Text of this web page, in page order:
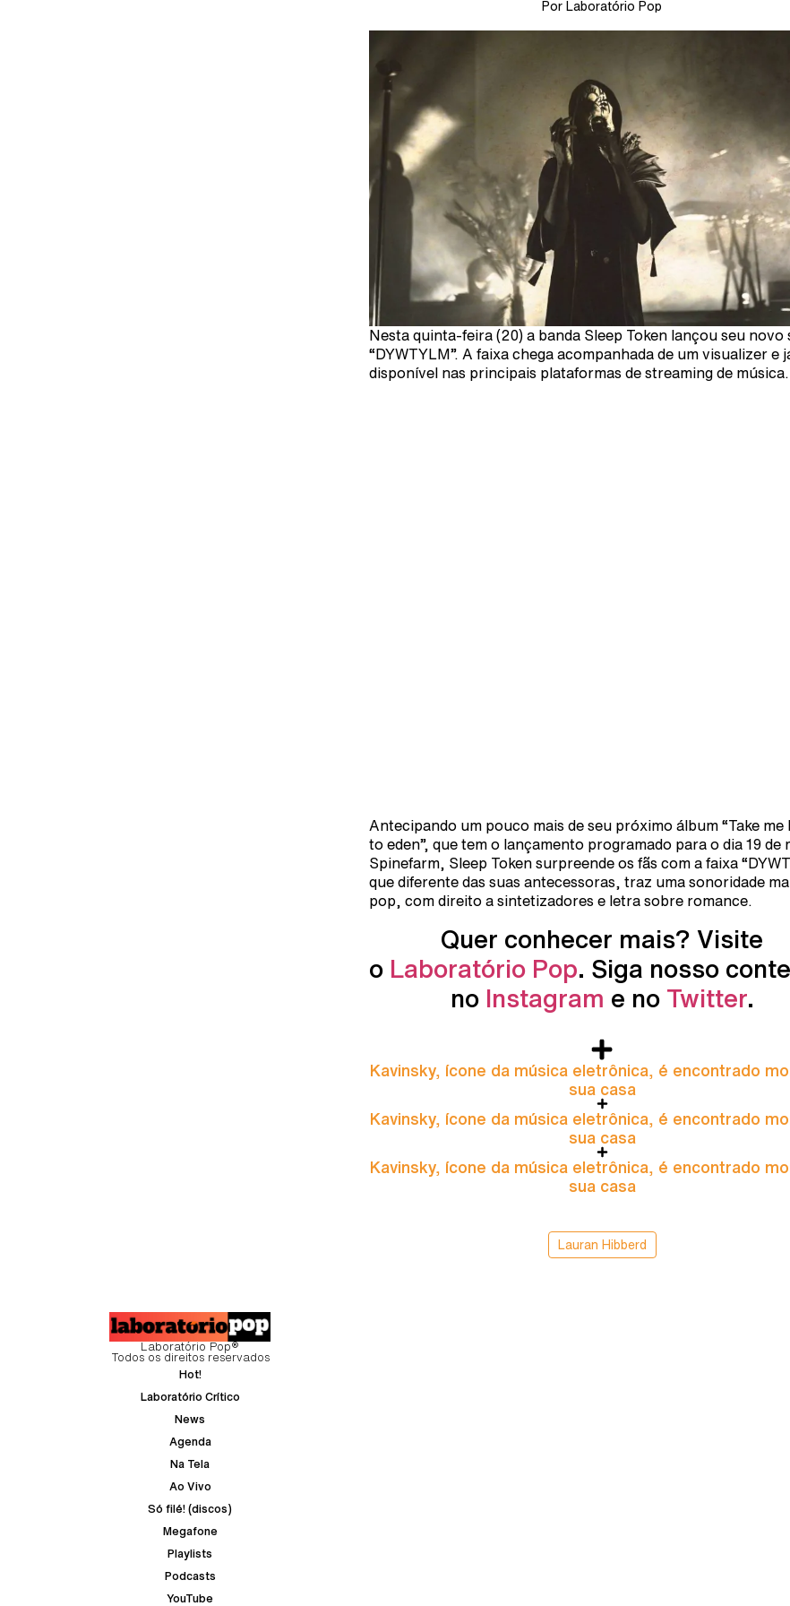
Por Laboratório Pop
Nesta quinta-feira (20) a banda Sleep Token lançou seu novo
“DYWTYLM”. A faixa chega acompanhada de um visualizer e
disponível nas principais plataformas de streaming de música.
Antecipando um pouco mais de seu próximo álbum “Take me
to eden”, que tem o lançamento programado para o dia 19 de
Spinefarm, Sleep Token surpreende os fãs com a faixa
que diferente das suas antecessoras, traz uma sonoridade
pop, com direito a sintetizadores e letra sobre romance.
Quer conhecer mais? Visite
o Laboratório Pop. Siga nosso
no Instagram e no Twitter.
Kavinsky, ícone da música eletrônica, é encontrado
sua casa
Kavinsky, ícone da música eletrônica, é encontrado
sua casa
Kavinsky, ícone da música eletrônica, é encontrado
sua casa
Lauran Hibberd
Laboratório Pop®
Todos os direitos reservados
Hot!
Laboratório Crítico
News
Agenda
Na Tela
Ao Vivo
Só filé! (discos)
Megafone
Playlists
Podcasts
YouTube